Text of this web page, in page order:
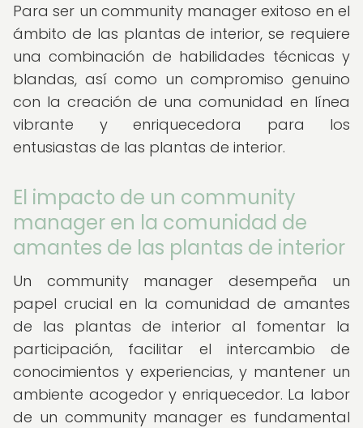
Para ser un community manager exitoso en el
ámbito de las plantas de interior, se requiere
una combinación de habilidades técnicas y
blandas, así como un compromiso genuino
con la creación de una comunidad en línea
vibrante y enriquecedora para los
entusiastas de las plantas de interior.
El impacto de un community
manager en la comunidad de
amantes de las plantas de interior
Un community manager desempeña un
papel crucial en la comunidad de amantes
de las plantas de interior al fomentar la
participación, facilitar el intercambio de
conocimientos y experiencias, y mantener un
ambiente acogedor y enriquecedor. La labor
de un community manager es fundamental